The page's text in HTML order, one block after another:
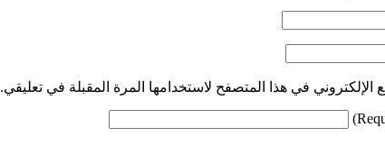
الإلكتروني في هذا المتصفح لاستخدامها المرة المقبلة في تعليقي.